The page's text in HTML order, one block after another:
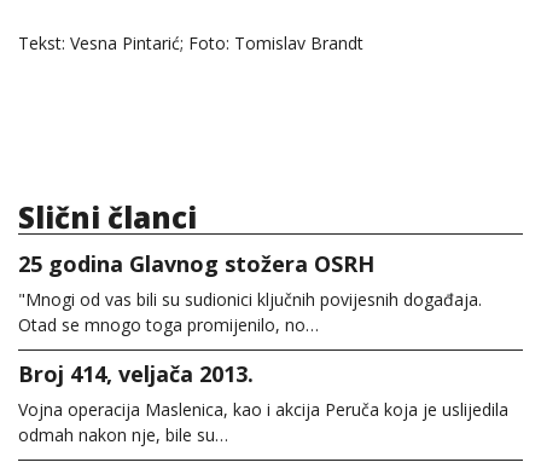
Tekst: Vesna Pintarić; Foto: Tomislav Brandt
Slični članci
25 godina Glavnog stožera OSRH
"Mnogi od vas bili su sudionici ključnih povijesnih događaja.
Otad se mnogo toga promijenilo, no…
Broj 414, veljača 2013.
Vojna operacija Maslenica, kao i akcija Peruča koja je uslijedila
odmah nakon nje, bile su…